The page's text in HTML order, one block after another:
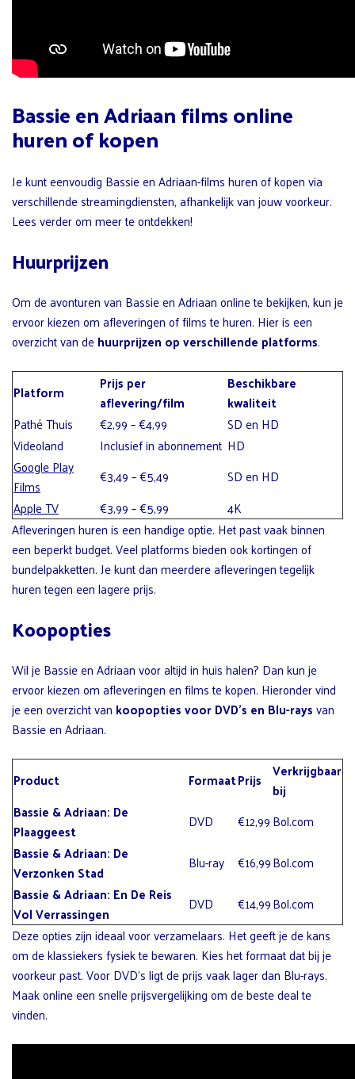
Bassie en Adriaan films online
huren of kopen
Je kunt eenvoudig Bassie en Adriaan-films huren of kopen via
verschillende streamingdiensten, afhankelijk van jouw voorkeur.
Lees verder om meer te ontdekken!
Huurprijzen
Om de avonturen van Bassie en Adriaan online te bekijken, kun je
ervoor kiezen om afleveringen of films te huren. Hier is een
overzicht van dehuurprijzen op verschillende platforms.
Platform
Prijs per
aflevering/film
Beschikbare
kwaliteit
Pathé Thuis
€2,99 – €4,99
SD en HD
Videoland
Inclusief in abonnement HD
Google Play
Films
€3,49 – €5,49
SD en HD
Apple TV
€3,99 – €5,99
4K
Afleveringen huren is een handige optie. Het past vaak binnen
een beperkt budget. Veel platforms bieden ook kortingen of
bundelpakketten. Je kunt dan meerdere afleveringen tegelijk
huren tegen een lagere prijs.
Koopopties
Wil je Bassie en Adriaan voor altijd in huis halen? Dan kun je
ervoor kiezen om afleveringen en films te kopen. Hieronder vind
je een overzicht van koopopties voor DVD’s en Blu-raysvan
Bassie en Adriaan.
Product FormaatPrijs Verkrijgbaar
bij
Bassie & Adriaan: De
Plaaggeest
DVD €12,99Bol.com
Bassie & Adriaan: De
Verzonken Stad
Blu-ray €16,99Bol.com
Bassie & Adriaan: En De Reis
Vol Verrassingen
DVD €14,99Bol.com
Deze opties zijn ideaal voor verzamelaars. Het geeft je de kans
om de klassiekers fysiek te bewaren. Kies het formaat dat bij je
voorkeur past. Voor DVD’s ligt de prijs vaak lager dan Blu-rays.
Maak online een snelle prijsvergelijking om de beste deal te
vinden.